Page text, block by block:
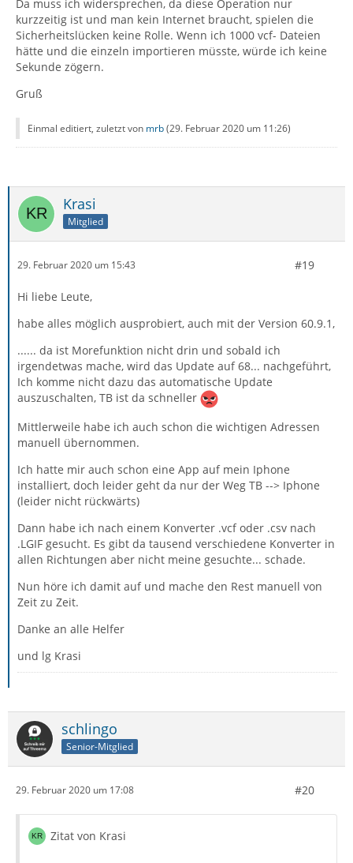
Da muss ich widersprechen, da diese Operation nur
kurzzeitig ist und man kein Internet braucht, spielen die
Sicherheitslücken keine Rolle. Wenn ich 1000 vcf- Dateien
hätte und die einzeln importieren müsste, würde ich keine
Sekunde zögern.
Gruß
Einmal editiert, zuletzt von mrb(29. Februar 2020 um 11:26)
Krasi
Mitglied
29. Februar 2020 um 15:43 #19
Hi liebe Leute,
habe alles möglich ausprobiert, auch mit der Version 60.9.1,
...... da ist Morefunktion nicht drin und sobald ich
irgendetwas mache, wird das Update auf 68... nachgeführt,
Ich komme nicht dazu das automatische Update
auszuschalten, TB ist da schneller
Mittlerweile habe ich auch schon die wichtigen Adressen
manuell übernommen.
Ich hatte mir auch schon eine App auf mein Iphone
installiert, doch leider geht da nur der Weg TB --> Iphone
(leider nicht rückwärts)
Dann habe ich nach einem Konverter .vcf oder .csv nach
.LGIF gesucht. Es gibt da tausend verschiedene Konverter in
allen Richtungen aber nicht meine gesuchte... schade.
Nun höre ich damit auf und mache den Rest manuell von
Zeit zu Zeit.
Danke an alle Helfer
und lg Krasi
schlingo
Senior-Mitglied
29. Februar 2020 um 17:08 #20
Zitat von Krasi